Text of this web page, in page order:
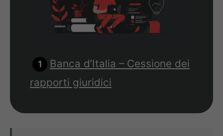
Banca d’Italia – Cessione dei
rapporti giuridici